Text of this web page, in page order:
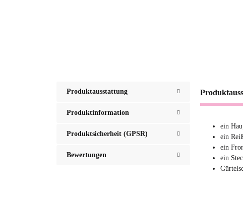
Produktausstattung
Produktinformation
Produktsicherheit (GPSR)
Bewertungen
ein
ein
ein
ein